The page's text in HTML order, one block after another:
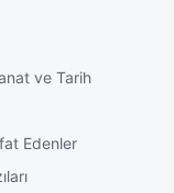
ve Tarih
Edenler